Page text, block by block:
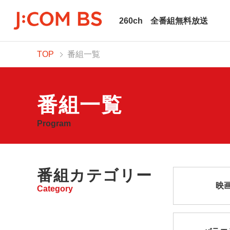
260ch 全番組無料放送
TOP 番組一覧
番組一覧
Program
番組カテゴリー
Category 映